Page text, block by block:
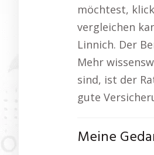
möchtest,
vergleichen
Linnich. Der
Mehr
sind, ist der
gute
Meine